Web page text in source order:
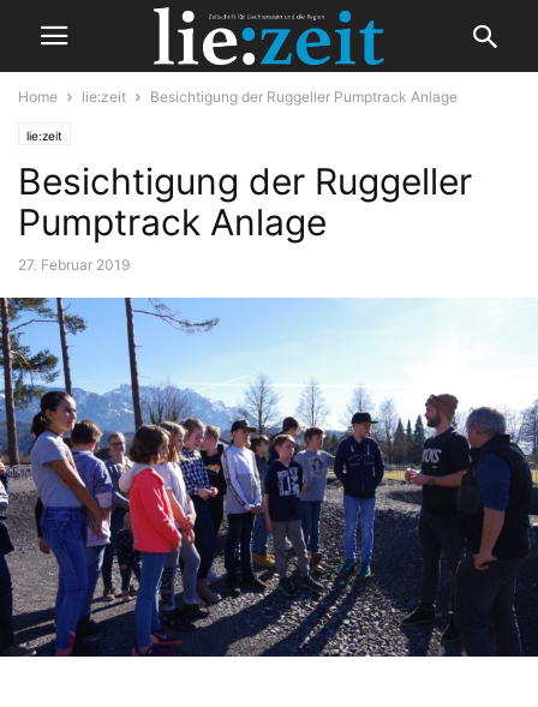
Home lie:zeit Besichtigung der Ruggeller Pumptrack Anlage
lie:zeit
Besichtigung der Ruggeller
Pumptrack Anlage
27. Februar 2019